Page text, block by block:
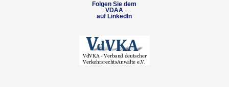
Folgen Sie dem
VDAA
auf LinkedIn